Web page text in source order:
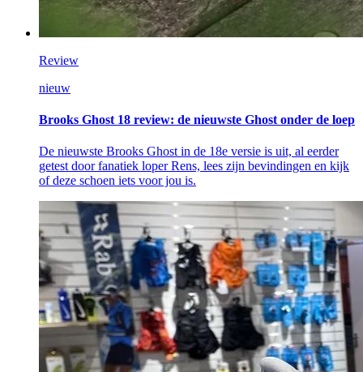
Review
nieuw
Brooks Ghost 18 review: de nieuwste Ghost onder de loep
De nieuwste Brooks Ghost in de 18e versie is uit, al eerder
getest door fanatiek loper Rens, lees zijn bevindingen en kijk
of deze schoen iets voor jou is.